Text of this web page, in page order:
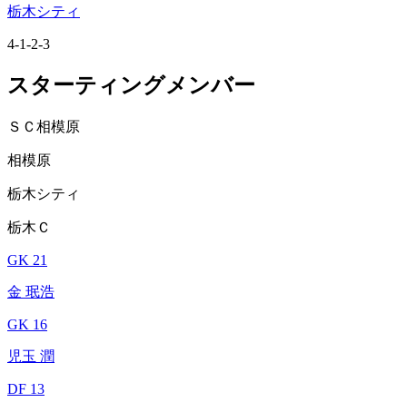
栃木シティ
4-1-2-3
スターティングメンバー
ＳＣ相模原
相模原
栃木シティ
栃木Ｃ
GK 21
金 珉浩
GK 16
児玉 潤
DF 13